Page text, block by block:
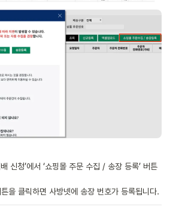
신청’에서 ‘쇼핑몰 주문 수집 / 송장 등록’ 버튼
튼을 클릭하면 사방넷에 송장 번호가 등록됩니다.